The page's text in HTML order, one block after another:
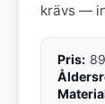
krävs —
Pris: